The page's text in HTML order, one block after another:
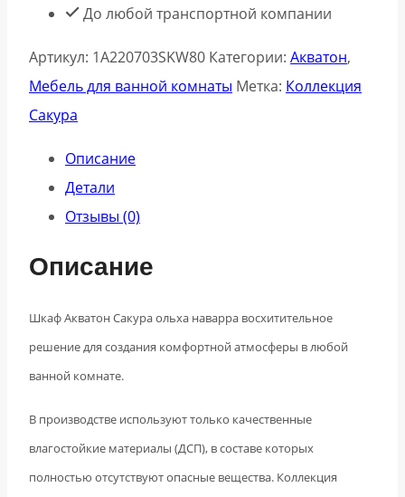
До любой транспортной компании
Артикул: 1A220703SKW80 Категории: Акватон,
Мебель для ванной комнаты Метка: Коллекция
Сакура
Описание
Детали
Отзывы (0)
Описание
Шкаф Акватон Сакура ольха наварра восхитительное
решение для создания комфортной атмосферы в любой
ванной комнате.
В производстве используют только качественные
влагостойкие материалы (ДСП), в составе которых
полностью отсутствуют опасные вещества. Коллекция